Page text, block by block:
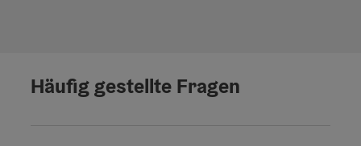
Häufig gestellte Fragen